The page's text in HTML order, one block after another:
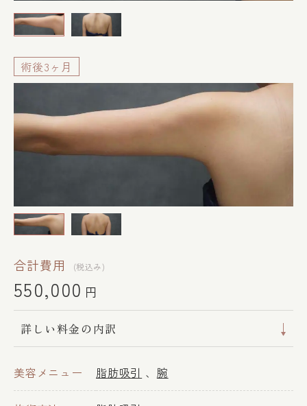
術後3ヶ月
合計費用 (税込み)
550,000 円
詳しい料金の内訳
美容メニュー 脂肪吸引 腕